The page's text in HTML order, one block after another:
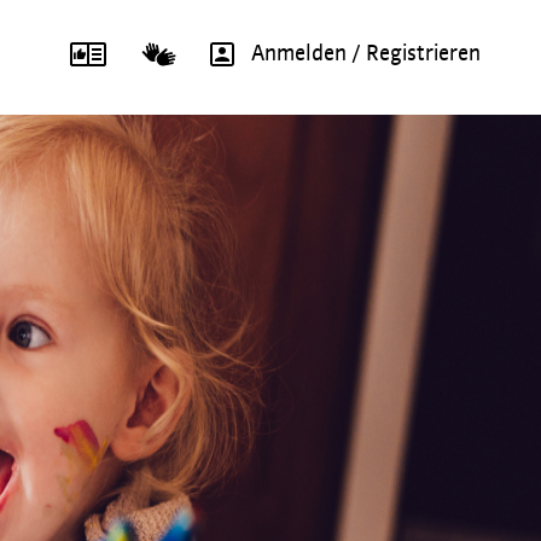
Anmelden / Registrieren